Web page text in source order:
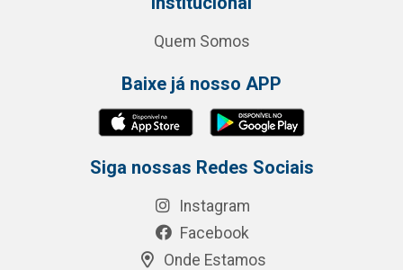
Quem Somos
Baixe já nosso APP
Siga nossas Redes Sociais
Instagram
Facebook
Onde Estamos